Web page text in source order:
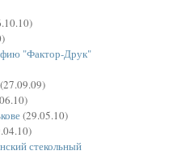
"Фактор-Друк"
(27.09.09)
(29.05.10)
стекольный